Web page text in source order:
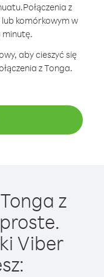
Połączenia z
komórkowym w
minutę.
aby cieszyć się
z Tonga.
z
Viber